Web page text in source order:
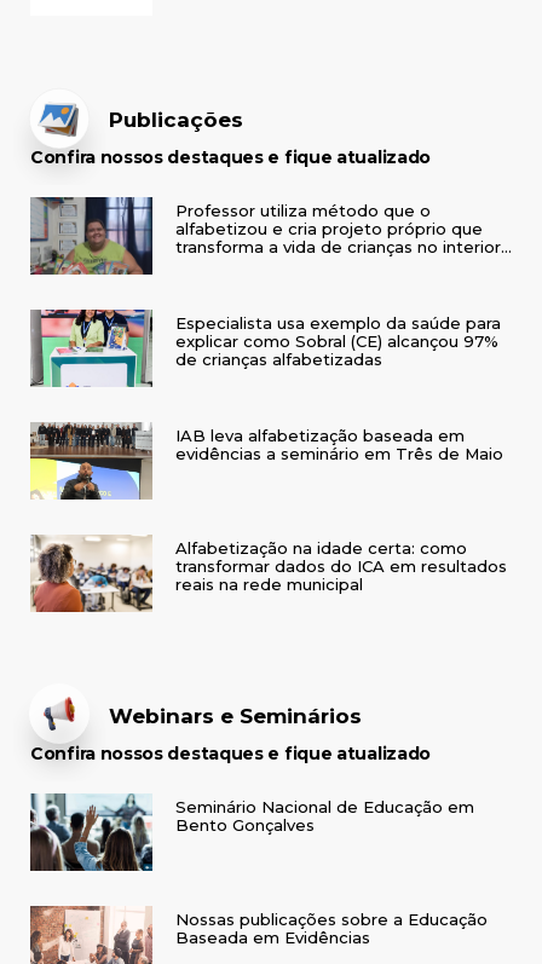
Publicações
Confira nossos destaques e fique atualizado
Professor utiliza método que o
alfabetizou e cria projeto próprio que
transforma a vida de crianças no interior
Especialista usa exemplo da saúde para
explicar como Sobral (CE) alcançou 97%
de crianças alfabetizadas
IAB leva alfabetização baseada em
evidências a seminário em Três de Maio
Alfabetização na idade certa: como
transformar dados do ICA em resultados
reais na rede municipal
Webinars e Seminários
Confira nossos destaques e fique atualizado
Seminário Nacional de Educação em
Bento Gonçalves
Nossas publicações sobre a Educação
Baseada em Evidências